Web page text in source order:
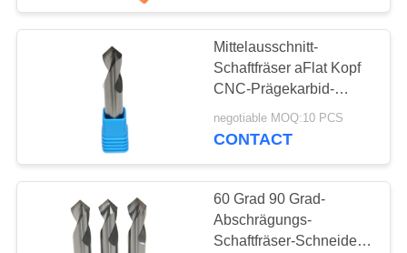
Höhenflossenstations-
Schaftfräser
Mittelausschnitt-
Schaftfräser aFlat Kopf
CNC-Prägekarbid-
quadratischer
Schaftfräser-Schneider
negotiable MOQ:10 PCS
CONTACT
60 Grad 90 Grad-
Abschrägungs-
Schaftfräser-Schneider-